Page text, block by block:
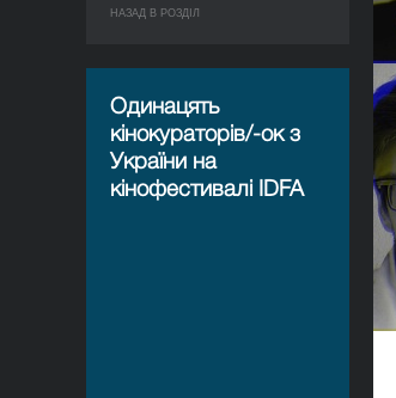
НАЗАД В РОЗДIЛ
Одинацять
кінокураторів/-ок з
України на
кінофестивалі IDFA